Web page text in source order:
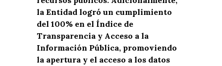
la Entidad logró un cumplimiento
del 100% en el Índice de
Transparencia y Acceso a la
Información Pública, promoviendo
la apertura y el acceso a los datos